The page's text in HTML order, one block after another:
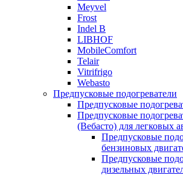
Meyvel
Frost
Indel B
LIBHOF
MobileComfort
Telair
Vitrifrigo
Webasto
Предпусковые подогреватели
Предпусковые
Предпусковые
(Вебасто) для легковых
Предпусковые
бензиновых
Предпусковые
дизельных